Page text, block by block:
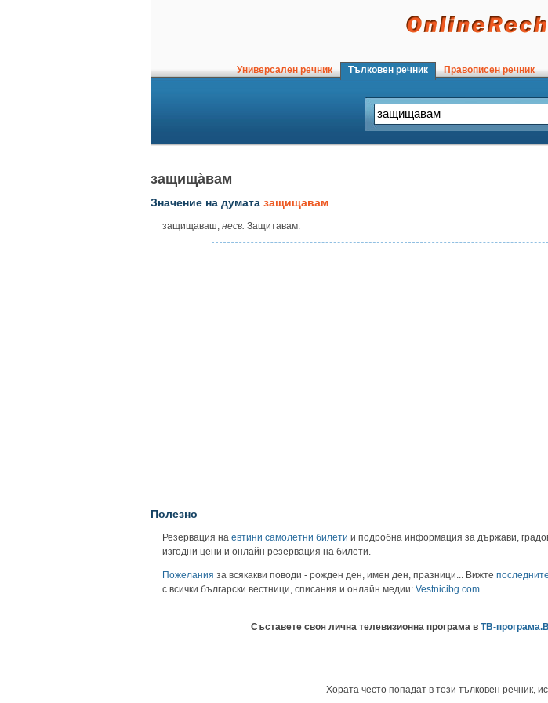
Универсален речник Тълковен речник Правописен речник
защища̀вам
Значение на думата защищавам
защищаваш, несв. Защитавам.
Полезно
Резервация на евтини самолетни билети и подробна информация за държави,
изгодни цени и онлайн резервация на билети.
Пожелания за всякакви поводи - рожден ден, имен ден, празници... Вижте
с всички български вестници, списания и онлайн медии: Vestnicibg.com
Съставете своя лична телевизионна програма в ТВ-
Хората често попадат в този тълковен речник,